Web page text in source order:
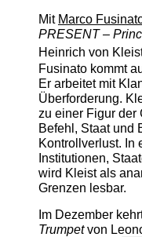
Mit Marco
PRESENT –
Heinrich von
Fusinato kommt
Er arbeitet mit
Überforderung.
zu einer Figur der
Befehl, Staat und
Kontrollverlust. In
Institutionen,
wird Kleist als
Grenzen lesbar.
Im Dezember
Trumpetvon